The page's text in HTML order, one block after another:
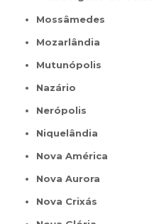
Mossâmedes
Mozarlândia
Mutunópolis
Nazário
Nerópolis
Niquelândia
Nova América
Nova Aurora
Nova Crixás